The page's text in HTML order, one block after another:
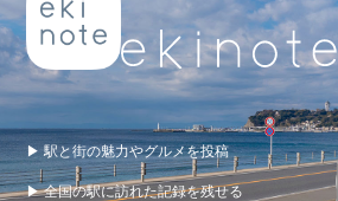
▶ 駅と街の魅力やグルメを投稿
▶ 全国の駅に訪れた記録を残せる